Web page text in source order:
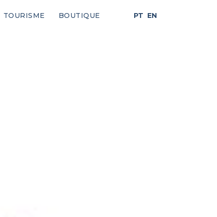
TOURISME BOUTIQUE PT EN